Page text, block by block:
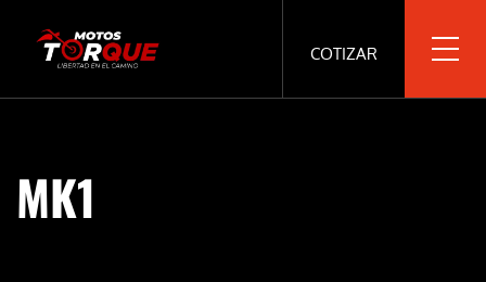
COTIZAR
MK1